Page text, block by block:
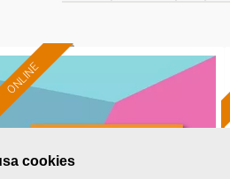
cookies
ONLINE